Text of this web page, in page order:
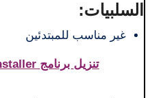
السلبيات:
غير مناسب للمبتدئين
تنزيل برنامج Snappy Driver Installer